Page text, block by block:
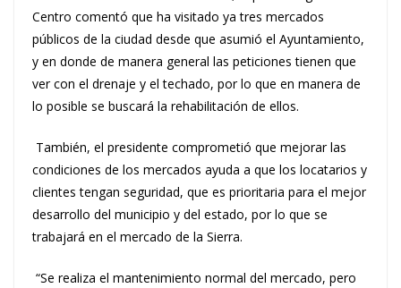
Centro comentó que ha visitado ya tres mercados
públicos de la ciudad desde que asumió el Ayuntamiento,
y en donde de manera general las peticiones tienen que
ver con el drenaje y el techado, por lo que en manera de
lo posible se buscará la rehabilitación de ellos.
También, el presidente comprometió que mejorar las
condiciones de los mercados ayuda a que los locatarios y
clientes tengan seguridad, que es prioritaria para el mejor
desarrollo del municipio y del estado, por lo que se
trabajará en el mercado de la Sierra.
“Se realiza el mantenimiento normal del mercado, pero